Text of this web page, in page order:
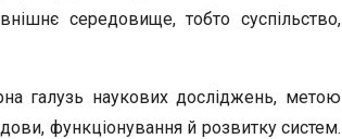
середовище, тобто суспільство,
галузь наукових досліджень, метою
функціонування й розвитку систем.